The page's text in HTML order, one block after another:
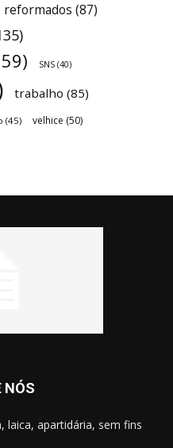
reformados (87)
SNS (40)
trabalho (85)
(45) velhice (50)
NÓS
laica, apartidária, sem fins